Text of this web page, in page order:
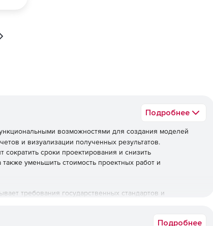
Вперед
Подробнее
возможностями для создания моделей
и визуализации полученных результатов.
сроки проектирования и снизить
уменьшить стоимость проектных работ и
требования государственных стандартов и
Подробнее